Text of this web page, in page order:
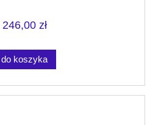
246,00 zł
do koszyka